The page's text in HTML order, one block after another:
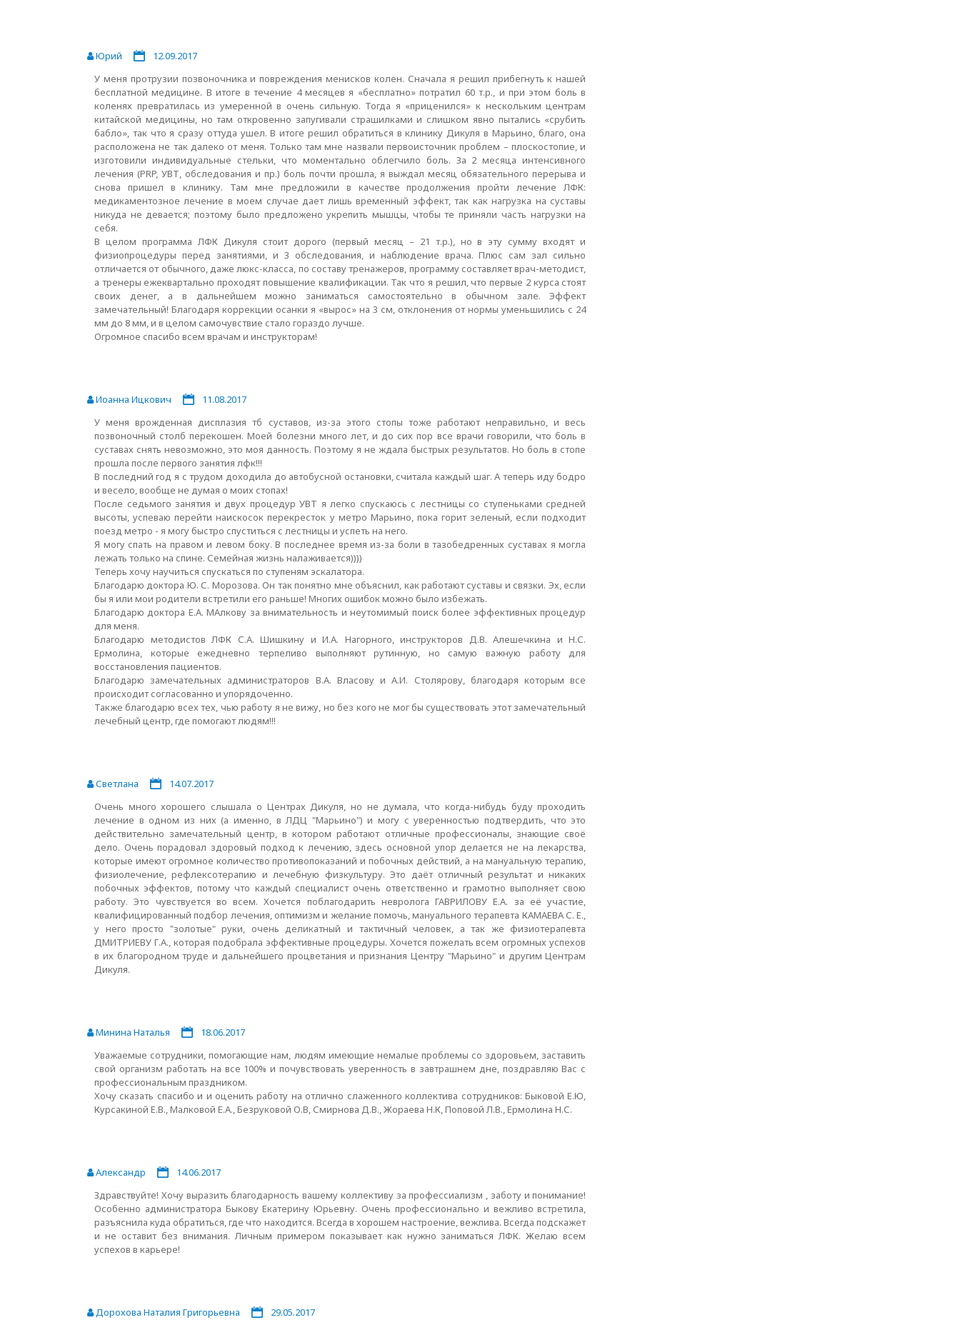
Юрий
12.09.2017
У меня протрузии позвоночника и повреждения менисков колен. Сначала я решил прибегнуть к нашей
бесплатной медицине. В итоге в течение 4 месяцев я «бесплатно» потратил 60 т.р., и при этом боль в
коленях превратилась из умеренной в очень сильную. Тогда я «приценился» к нескольким центрам
китайской медицины, но там откровенно запугивали страшилками и слишком явно пытались «срубить
бабло», так что я сразу оттуда ушел. В итоге решил обратиться в клинику Дикуля в Марьино, благо, она
расположена не так далеко от меня. Только там мне назвали первоисточник проблем – плоскостопие, и
изготовили индивидуальные стельки, что моментально облегчило боль. За 2 месяца интенсивного
лечения (PRP, УВТ, обследования и пр.) боль почти прошла, я выждал месяц обязательного перерыва и
снова пришел в клинику. Там мне предложили в качестве продолжения пройти лечение ЛФК:
медикаментозное лечение в моем случае дает лишь временный эффект, так как нагрузка на суставы
никуда не девается; поэтому было предложено укрепить мышцы, чтобы те приняли часть нагрузки на
себя.
В целом программа ЛФК Дикуля стоит дорого (первый месяц – 21 т.р.), но в эту сумму входят и
физиопроцедуры перед занятиями, и 3 обследования, и наблюдение врача. Плюс сам зал сильно
отличается от обычного, даже люкс-класса, по составу тренажеров, программу составляет врач-методист,
а тренеры ежеквартально проходят повышение квалификации. Так что я решил, что первые 2 курса стоят
своих денег, а в дальнейшем можно заниматься самостоятельно в обычном зале. Эффект
замечательный! Благодаря коррекции осанки я «вырос» на 3 см, отклонения от нормы уменьшились с 24
мм до 8 мм, и в целом самочувствие стало гораздо лучше.
Огромное спасибо всем врачам и инструкторам!
Иоанна Ицкович
11.08.2017
У меня врожденная дисплазия тб суставов, из-за этого стопы тоже работают неправильно, и весь
позвоночный столб перекошен. Моей болезни много лет, и до сих пор все врачи говорили, что боль в
суставах снять невозможно, это моя данность. Поэтому я не ждала быстрых результатов. Но боль в стопе
прошла после первого занятия лфк!!!
В последний год я с трудом доходила до автобусной остановки, считала каждый шаг. А теперь иду бодро
и весело, вообще не думая о моих стопах!
После седьмого занятия и двух процедур УВТ я легко спускаюсь с лестницы со ступеньками средней
высоты, успеваю перейти наискосок перекресток у метро Марьино, пока горит зеленый, если подходит
поезд метро - я могу быстро спуститься с лестницы и успеть на него.
Я могу спать на правом и левом боку. В последнее время из-за боли в тазобедренных суставах я могла
лежать только на спине. Семейная жизнь налаживается))))
Теперь хочу научиться спускаться по ступеням эскалатора.
Благодарю доктора Ю. С. Морозова. Он так понятно мне объяснил, как работают суставы и связки. Эх, если
бы я или мои родители встретили его раньше! Многих ошибок можно было избежать.
Благодарю доктора Е.А. МАлкову за внимательность и неутомимый поиск более эффективных процедур
для меня.
Благодарю методистов ЛФК С.А. Шишкину и И.А. Нагорного, инструкторов Д.В. Алешечкина и Н.С.
Ермолина, которые ежедневно терпеливо выполняют рутинную, но самую важную работу для
восстановления пациентов.
Благодарю замечательных администраторов В.А. Власову и А.И. Столярову, благодаря которым все
происходит согласованно и упорядоченно.
Также благодарю всех тех, чью работу я не вижу, но без кого не мог бы существовать этот замечательный
лечебный центр, где помогают людям!!!
Светлана
14.07.2017
Очень много хорошего слышала о Центрах Дикуля, но не думала, что когда-нибудь буду проходить
лечение в одном из них (а именно, в ЛДЦ "Марьино") и могу с уверенностью подтвердить, что это
действительно замечательный центр, в котором работают отличные профессионалы, знающие своё
дело. Очень порадовал здоровый подход к лечению, здесь основной упор делается не на лекарства,
которые имеют огромное количество противопоказаний и побочных действий, а на мануальную терапию,
физиолечение, рефлексотерапию и лечебную физкультуру. Это даёт отличный результат и никаких
побочных эффектов, потому что каждый специалист очень ответственно и грамотно выполняет свою
работу. Это чувствуется во всем. Хочется поблагодарить невролога ГАВРИЛОВУ Е.А. за её участие,
квалифицированный подбор лечения, оптимизм и желание помочь, мануального терапевта КАМАЕВА С. Е.,
у него просто "золотые" руки, очень деликатный и тактичный человек, а так же физиотерапевта
ДМИТРИЕВУ Г.А., которая подобрала эффективные процедуры. Хочется пожелать всем огромных успехов
в их благородном труде и дальнейшего процветания и признания Центру "Марьино" и другим Центрам
Дикуля.
Минина Наталья
18.06.2017
Уважаемые сотрудники, помогающие нам, людям имеющие немалые проблемы со здоровьем, заставить
свой организм работать на все 100% и почувствовать уверенность в завтрашнем дне, поздравляю Вас с
профессиональным праздником.
Хочу сказать спасибо и и оценить работу на отлично слаженного коллектива сотрудников: Быковой Е.Ю,
Курсакиной Е.В., Малковой Е.А., Безруковой О.В, Смирнова Д.В., Жораева Н.К, Поповой Л.В., Ермолина Н.С.
Александр
14.06.2017
Здравствуйте! Хочу выразить благодарность вашему коллективу за профессиализм , заботу и понимание!
Особенно администратора Быкову Екатерину Юрьевну. Очень профессионально и вежливо встретила,
разъяснила куда обратиться, где что находится. Всегда в хорошем настроение, вежлива. Всегда подскажет
и не оставит без внимания. Личным примером показывает как нужно заниматься ЛФК. Желаю всем
успехов в карьере!
Дорохова Наталия Григорьевна 29.05.2017